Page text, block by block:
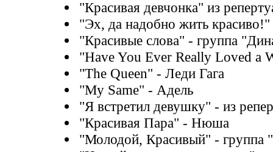
"Красивая девчонка" из
"Эх, да надобно жить
"Красивые слова" - группа
"Have You Ever Really Loved a
"The Queen" - Леди Гага
"My Same" - Адель
"Я встретил девушку" - из
"Красивая Пара" - Нюша
"Молодой, Красивый" - группа